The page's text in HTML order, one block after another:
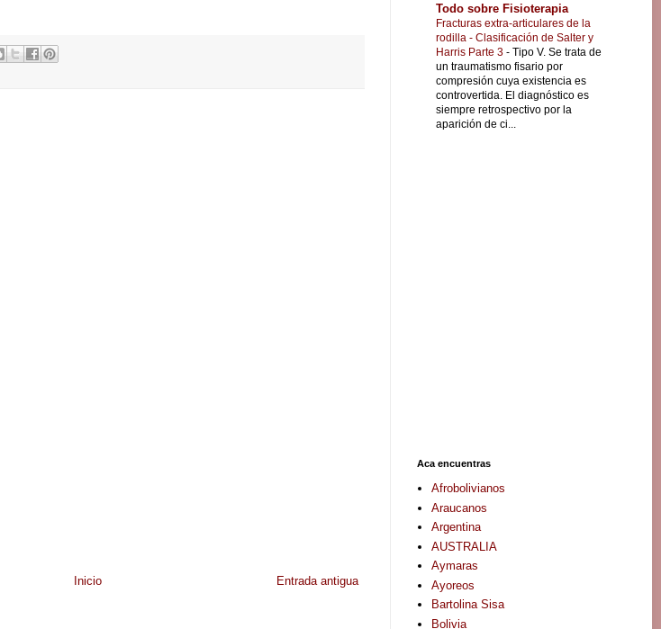
Entrada antigua
Inicio
Todo sobre Fisioterapia
Fracturas extra-articulares de la
rodilla - Clasificación de Salter y
Harris Parte 3 - Tipo V. Se trata de
un traumatismo fisario por
compresión cuya existencia es
controvertida. El diagnóstico es
siempre retrospectivo por la
aparición de ci...
Aca encuentras
Afrobolivianos
Araucanos
Argentina
AUSTRALIA
Aymaras
Ayoreos
Bartolina Sisa
Bolivia